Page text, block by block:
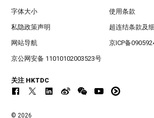
字体大小 使用条款
私隐政策声明 超连结条款及
网站导航 京ICP备
京公网安备 11010102003523号
关注 HKTDC
© 2026